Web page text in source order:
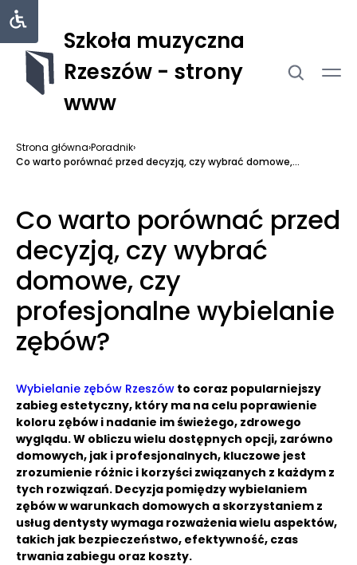
Szkoła muzyczna
Rzeszów - strony
www
Strona główna›Poradnik›
Co warto porównać przed decyzją, czy wybrać domowe,...
Co warto porównać przed
decyzją, czy wybrać
domowe, czy
profesjonalne wybielanie
zębów?
Wybielanie zębów Rzeszów to coraz popularniejszy
zabieg estetyczny, który ma na celu poprawienie
koloru zębów i nadanie im świeżego, zdrowego
wyglądu.W obliczu wielu dostępnych opcji, zarówno
domowych, jak i profesjonalnych, kluczowe jest
zrozumienie różnic i korzyści związanych z każdym z
tych rozwiązań. Decyzja pomiędzy wybielaniem
zębów w warunkach domowych a skorzystaniem z
usług dentysty wymaga rozważenia wielu aspektów,
takich jak bezpieczeństwo, efektywność, czas
trwania zabiegu oraz koszty.